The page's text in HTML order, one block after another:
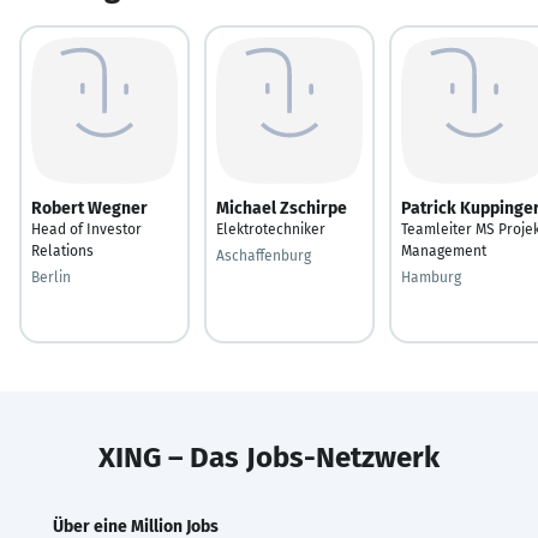
Robert Wegner
Head of Investor
Relations
Berlin
Michael Zschirpe
Elektrotechniker
Aschaffenburg
Patrick
Teamleiter MS
Management
Hamburg
XING – Das Jobs-Netzwerk
Über eine Million Jobs